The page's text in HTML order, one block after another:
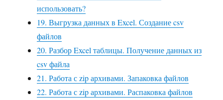
использовать?
19. Выгрузка данных в Excel. Создание csv
файлов
20. Разбор Excel таблицы. Получение данных из
csv файла
21. Работа с zip архивами. Запаковка файлов
22. Работа с zip архивами. Распаковка файлов